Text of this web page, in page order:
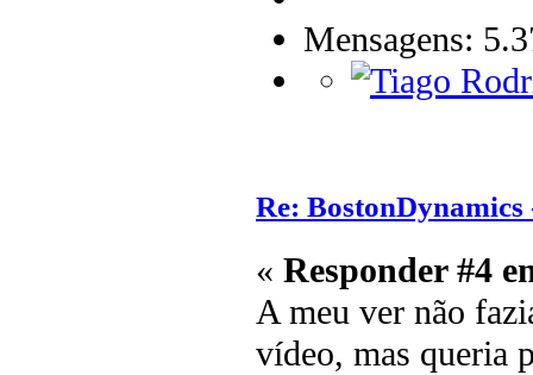
Mensagens:
Re:
« Responder #4
A meu ver não
vídeo, mas queria